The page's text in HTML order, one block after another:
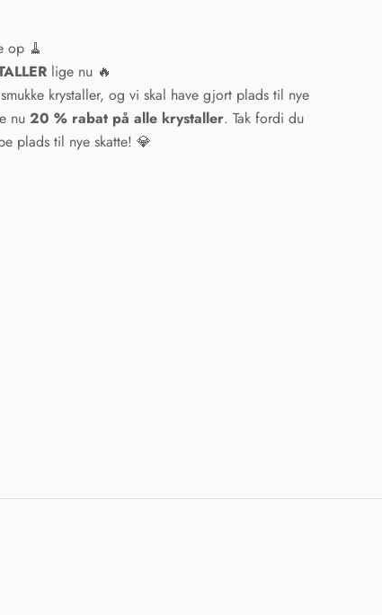
op 🧹
lige nu 🔥
krystaller, og vi skal have gjort plads til nye
nu 20 % rabat på alle krystaller. Tak fordi du
plads til nye skatte! 💎